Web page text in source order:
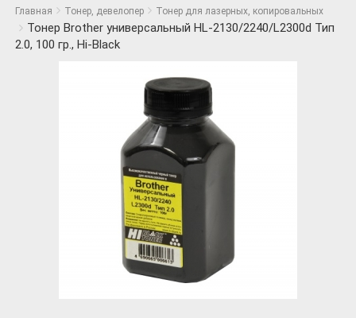
Главная Тонер, девелопер Тонер для лазерных, копировальных
Тонер Brother универсальный HL-2130/2240/L2300d Тип
2.0, 100 гр., Hi-Black